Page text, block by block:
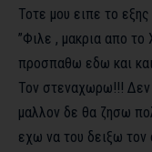
Τοτε μου ειπε το
”Φιλε , μακρια απο
προσπαθω εδω και
Τον στεναχωρω!!!
μαλλον δε θα ζησω
εχω να του δειξω τον